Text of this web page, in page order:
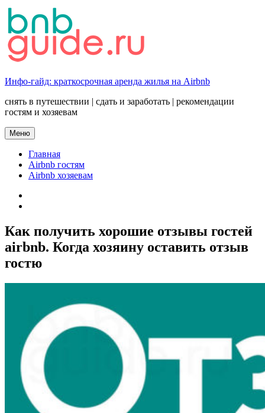
Перейти
содержимому
Инфо-гайд: краткосрочная аренда жилья на Airbnb
снять в путешествии | сдать и заработать | рекомендации
гостям и хозяевам
Меню
Главная
Airbnb гостям
Airbnb хозяевам
Как получить хорошие отзывы гостей
airbnb. Когда хозяину оставить отзыв
гостю